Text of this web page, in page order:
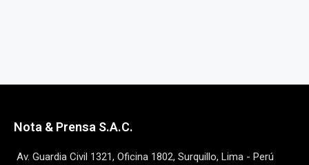
Nota & Prensa S.A.C.
Av. Guardia Civil 1321, Oficina 1802, Surquillo, Lima - Perú